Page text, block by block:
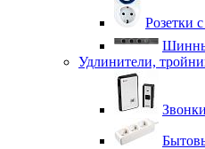
Розетки
Удлинители,
Звонки